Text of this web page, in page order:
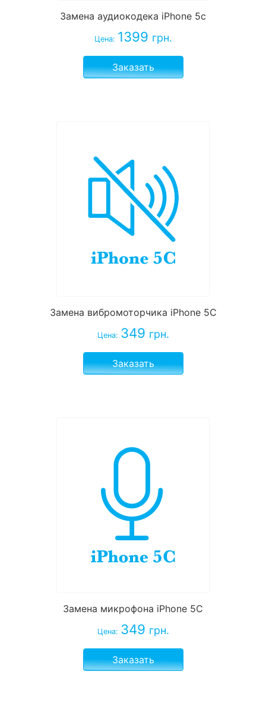
Замена аудиокодека iPhone 5c
Цена: 1399 грн.
Заказать
Замена вибромоторчика iPhone 5С
Цена: 349 грн.
Заказать
Замена микрофона iPhone 5C
Цена: 349 грн.
Заказать